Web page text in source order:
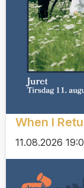
When I
11.08.2026